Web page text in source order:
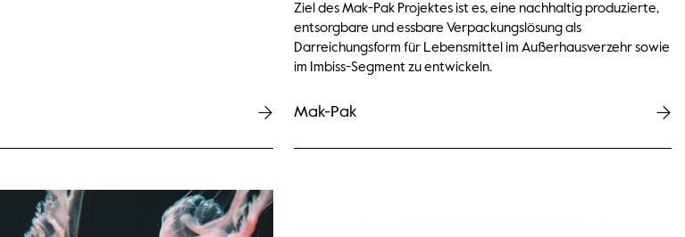
Ziel des Mak-Pak Projektes ist es, eine nachhaltig produzierte,
entsorgbare und essbare Verpackungslösung als
Darreichungsform für Lebensmittel im Außerhausverzehr sowie
im Imbiss-Segment zu entwickeln.
Mak-Pak